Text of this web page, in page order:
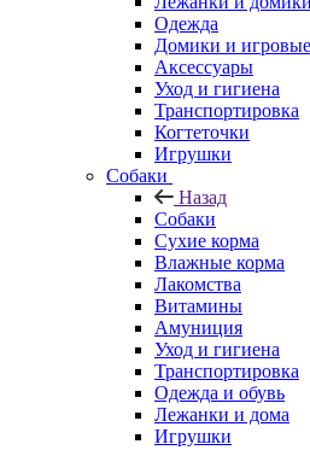
Одежда
Домики и
Аксессуары
Уход и гигиена
Транспортировка
Когтеточки
Игрушки
Собаки
Назад
Собаки
Сухие корма
Влажные корма
Лакомства
Витамины
Амуниция
Уход и гигиена
Транспортировка
Одежда и обувь
Лежанки и дома
Игрушки